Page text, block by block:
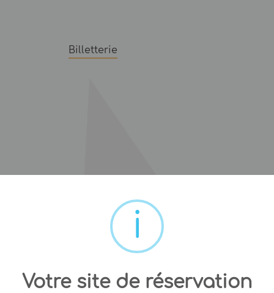
Billetterie
Votre site de réservation